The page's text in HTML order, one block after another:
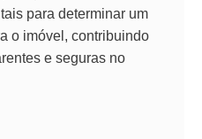
para determinar um
o imóvel, contribuindo
e seguras no